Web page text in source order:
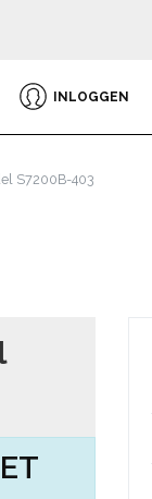
INLOGGEN
S7200B-403